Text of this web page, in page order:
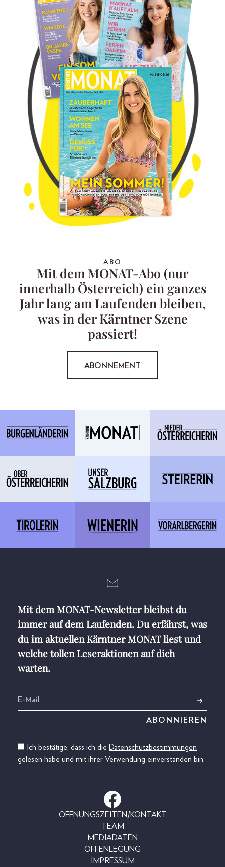
ABO
Mit dem MONAT-Abo (nur
innerhalb Österreich) ein ganzes
Jahr lang am Laufenden bleiben,
was in der Kärntner Szene
passiert!
ABONNEMENT
Mit dem MONAT-Newsletter bleibst du
immer auf dem Laufenden. Du erfährst, was
du im aktuellen Kärntner MONAT liest und
welche tollen Leseraktionen auf dich
warten.
Ich bestätige, dass ich die Datenschutzbestimmungen
gelesen habe und mit ihrer Verwendung einverstanden bin.
ÖFFNUNGSZEITEN/KONTAKT
TEAM
MEDIADATEN
OFFENLEGUNG
IMPRESSUM